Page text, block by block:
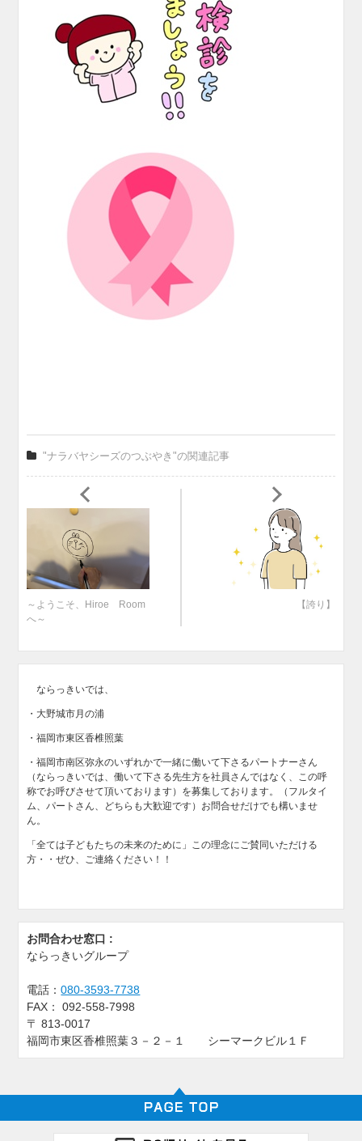
"ナラバヤシーズのつぶやき"の関連記事
～ようこそ、Hiroe Room
へ～
【誇り】
ならっきいでは、
・大野城市月の浦
・福岡市東区香椎照葉
・福岡市南区弥永のいずれかで一緒に働いて下さるパートナーさん
（ならっきいでは、働いて下さる先生方を社員さんではなく、この呼
称でお呼びさせて頂いております）を募集しております。（フルタイ
ム、パートさん、どちらも大歓迎です）お問合せだけでも構いませ
ん。
「全ては子どもたちの未来のために」この理念にご賛同いただける
方・・ぜひ、ご連絡ください！！
お問合わせ窓口 :
ならっきいグループ
電話：080-3593-7738
FAX：
092-558-7998
〒813-0017
福岡市東区香椎照葉３－２－１ シーマークビル１Ｆ